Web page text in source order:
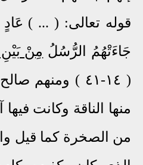
جَاءَتْهُمُ الرُّسُلُ مِنْ بَيْنِ
( ١٤-٤١ ) ومنهم
منها الناقة وكانت
من الصخرة كما قيل